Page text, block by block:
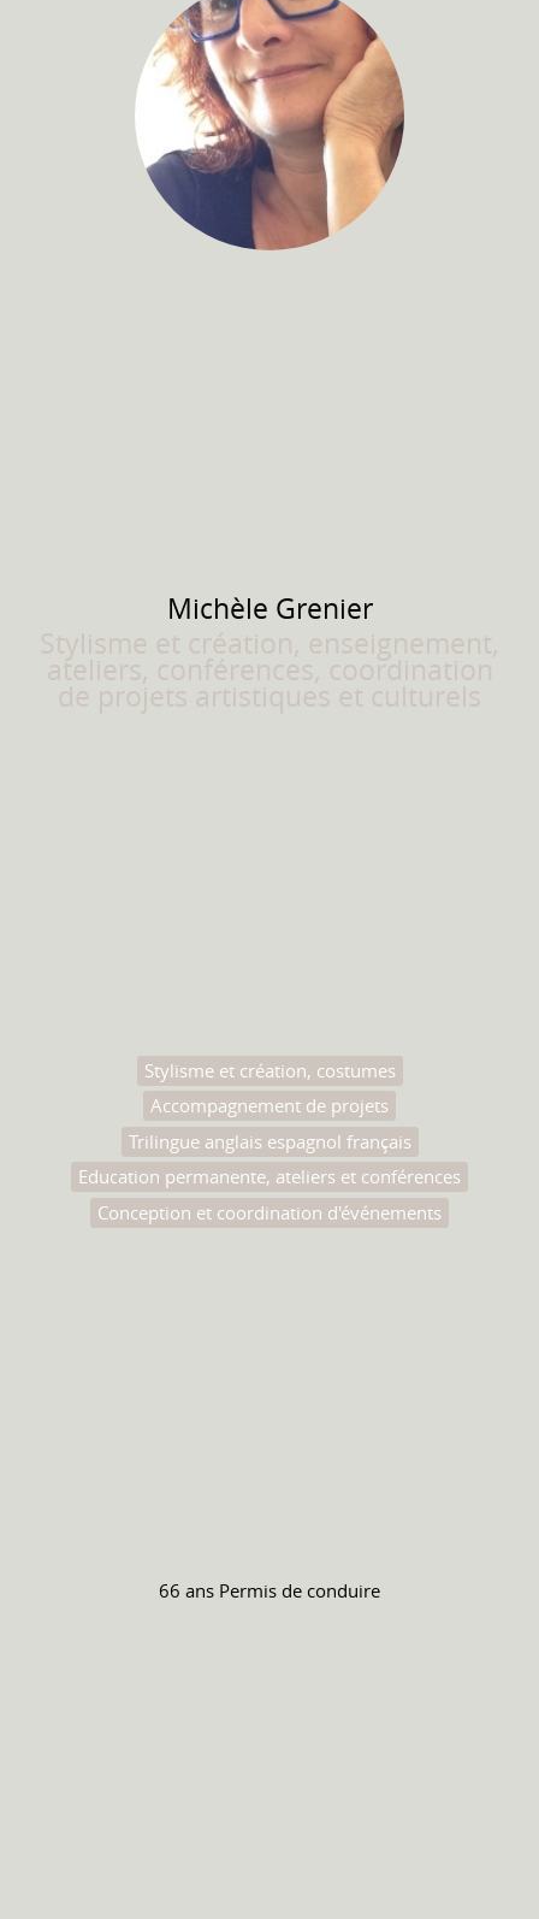
Michèle Grenier
Stylisme et création, enseignement,
ateliers, conférences, coordination
de projets artistiques et culturels
Stylisme et création, costumes
Accompagnement de projets
Trilingue anglais espagnol français
Education permanente, ateliers et conférences
Conception et coordination d'événements
66 ans Permis de conduire